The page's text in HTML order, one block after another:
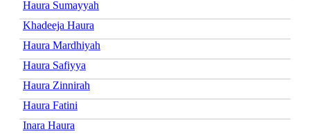
Haura Sumayyah
Khadeeja Haura
Haura Mardhiyah
Haura Safiyya
Haura Zinnirah
Haura Fatini
Inara Haura